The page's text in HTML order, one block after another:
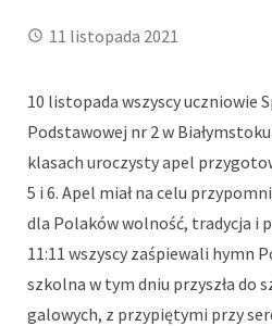
11 listopada 2021
10 listopada wszyscy uczniowie
Podstawowej nr 2 w
klasach uroczysty apel
5 i 6. Apel miał na celu
dla Polaków wolność, tradycja i
11:11 wszyscy zaśpiewali hymn
szkolna w tym dniu przyszła do
galowych, z przypiętymi przy